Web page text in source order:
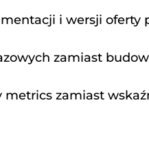
i wersji oferty
zamiast
metrics zamiast